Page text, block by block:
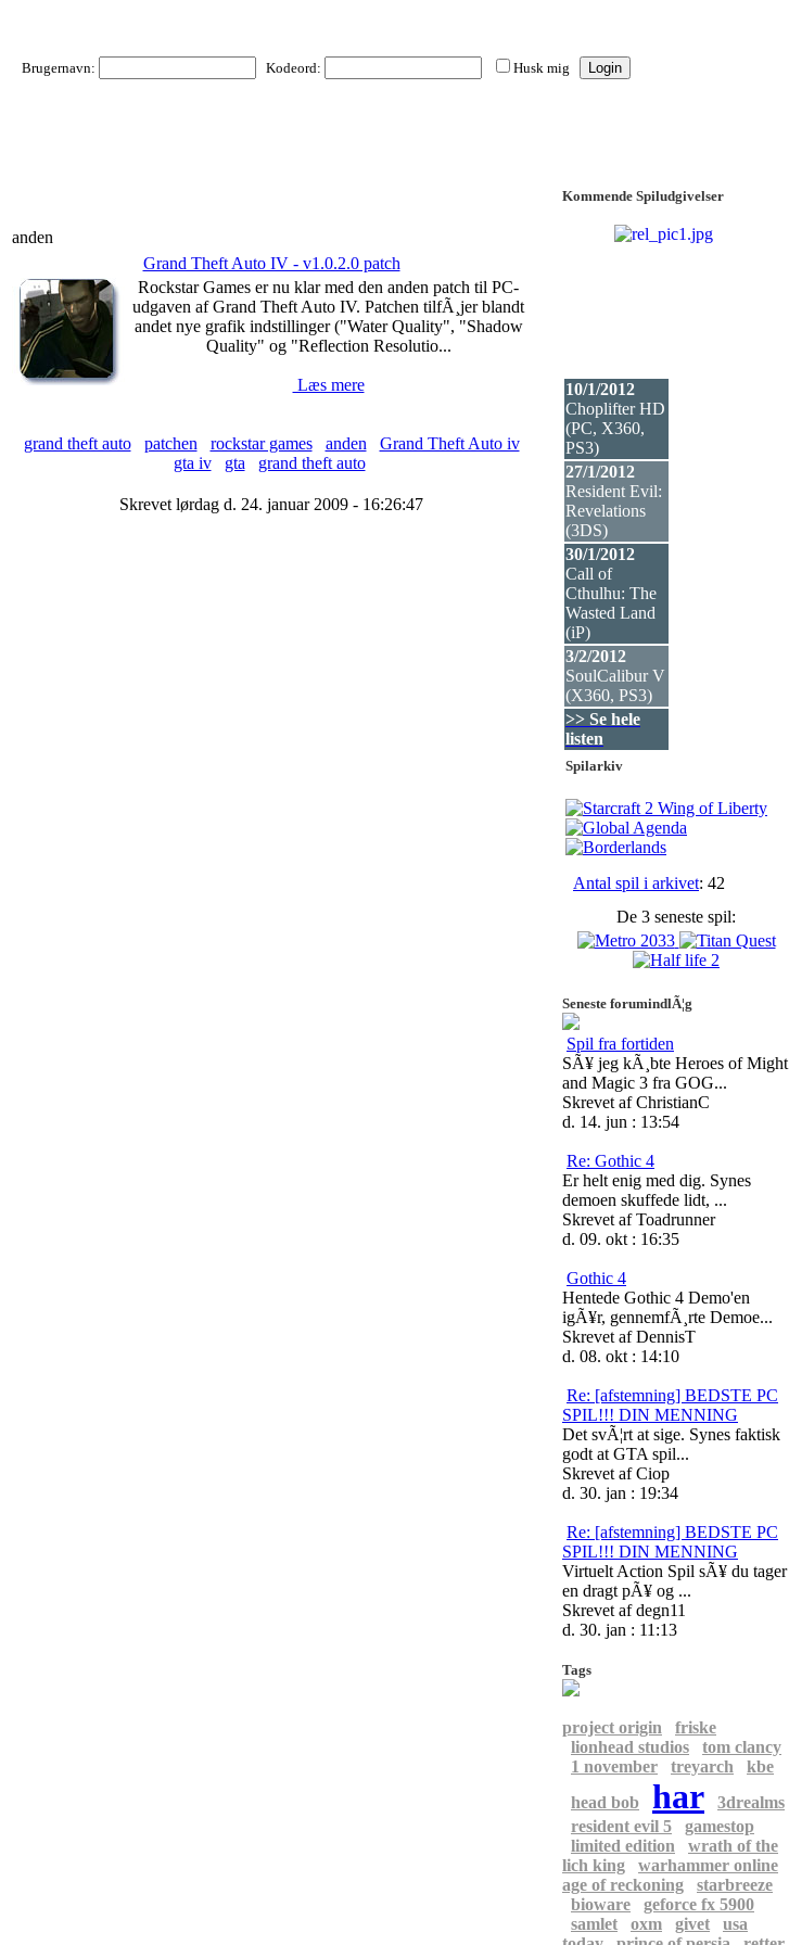
Brugernavn: Kodeord: Husk mig
anden
Grand Theft Auto IV - v1.0.2.0 patch
Rockstar Games er nu klar med den anden patch til PC-
udgaven af Grand Theft Auto IV. Patchen tilfÃ¸jer blandt
andet nye grafik indstillinger ("Water Quality", "Shadow
Quality" og "Reflection Resolutio...
Læs mere
grand theft auto patchen rockstar games anden
Grand Theft Auto iv
gta iv
gta grand theft auto
Skrevet lørdag d. 24. januar 2009 - 16:26:47
Kommende Spiludgivelser
10/1/2012
Choplifter HD
(PC, X360,
PS3)
27/1/2012
Resident Evil:
Revelations
(3DS)
30/1/2012
Call of
Cthulhu: The
Wasted Land
(iP)
3/2/2012
SoulCalibur V
(X360, PS3)
>> Se hele
listen
Spilarkiv
Antal spil i arkivet: 42
De 3 seneste spil:
Seneste forumindlÃ¦g
Spil fra fortiden
SÃ¥ jeg kÃ¸bte Heroes of Might
and Magic 3 fra GOG...
Skrevet af ChristianC
d. 14. jun : 13:54
Re: Gothic 4
Er helt enig med dig. Synes
demoen skuffede lidt, ...
Skrevet af Toadrunner
d. 09. okt : 16:35
Gothic 4
Hentede Gothic 4 Demo'en
igÃ¥r, gennemfÃ¸rte Demoe...
Skrevet af DennisT
d. 08. okt : 14:10
Re: [afstemning] BEDSTE PC
SPIL!!! DIN MENNING
Det svÃ¦rt at sige. Synes faktisk
godt at GTA spil...
Skrevet af Ciop
d. 30. jan : 19:34
Re: [afstemning] BEDSTE PC
SPIL!!! DIN MENNING
Virtuelt Action Spil sÃ¥ du tager
en dragt pÃ¥ og ...
Skrevet af degn11
d. 30. jan : 11:13
Tags
project origin
friske
lionhead studios
tom clancy
1 november
treyarch
kbe
head bob
har
3drealms
resident evil 5
gamestop
limited edition
wrath of the
lich king
warhammer online
age of reckoning
starbreeze
bioware
geforce fx 5900
samlet
oxm givet
usa